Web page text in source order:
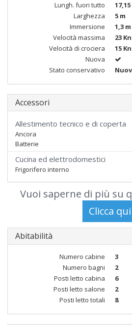
Lungh. fuori tutto
17,15
Larghezza
5 m
Immersione
1,3 m
Velocità massima
23 Kn
Velocità di crociera
15 Kn
Nuova
Stato conservativo
Accessori
Allestimento tecnico e di coperta
Ancora
Batterie
Cucina ed elettrodomestici
Frigorifero interno
Vuoi saperne di più su
Abitabilità
Numero cabine
3
Numero bagni
2
Posti letto cabina
6
Posti letto salone
2
Posti letto totali
8